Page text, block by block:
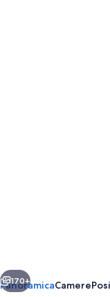
Avanti
170+
PanoramicaCamere